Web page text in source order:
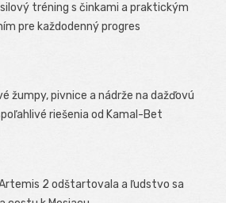
tréning s činkami a praktickým
pre každodenný progres
žumpy, pivnice a nádrže na dažďovú
riešenia od Kamal-Bet
2 odštartovala a ľudstvo sa